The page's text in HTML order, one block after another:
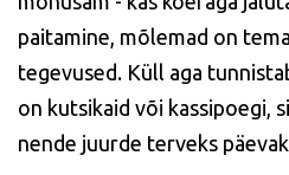
paitamine, mõlemad on
tegevused. Küll aga
on kutsikaid või kassipoegi,
nende juurde terveks